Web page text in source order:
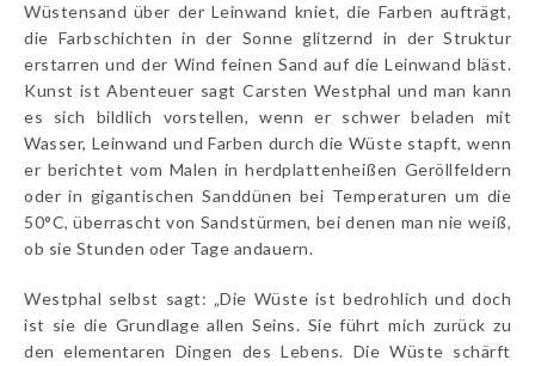
Wüstensand über der Leinwand kniet, die Farben aufträgt,
die Farbschichten in der Sonne glitzernd in der Struktur
erstarren und der Wind feinen Sand auf die Leinwand bläst.
Kunst ist Abenteuer sagt Carsten Westphal und man kann
es sich bildlich vorstellen, wenn er schwer beladen mit
Wasser, Leinwand und Farben durch die Wüste stapft, wenn
er berichtet vom Malen in herdplattenheißen Geröllfeldern
oder in gigantischen Sanddünen bei Temperaturen um die
50°C, überrascht von Sandstürmen, bei denen man nie weiß,
ob sie Stunden oder Tage andauern.
Westphal selbst sagt: „Die Wüste ist bedrohlich und doch
ist sie die Grundlage allen Seins. Sie führt mich zurück zu
den elementaren Dingen des Lebens. Die Wüste schärft